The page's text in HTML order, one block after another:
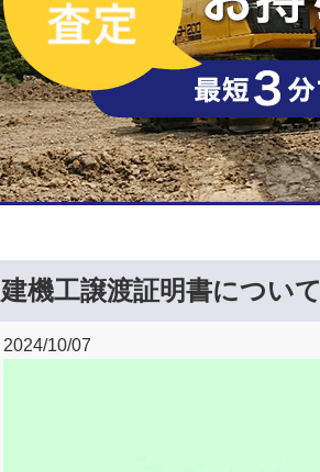
建機工譲渡証明書について
2024/10/07